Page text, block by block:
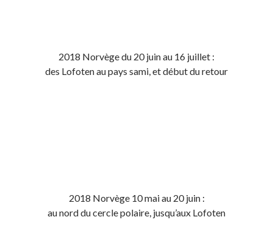
2018 Norvège du 20 juin au 16 juillet :
des Lofoten au pays sami, et début du retour
2018 Norvège 10 mai au 20 juin :
au nord du cercle polaire, jusqu’aux Lofoten